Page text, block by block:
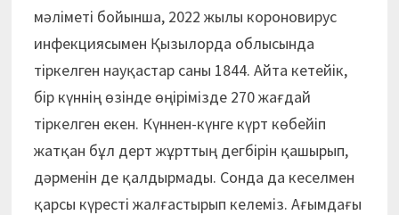
мәліметі бойынша, 2022 жылы короновирус
инфекциясымен Қызылорда облысында
тіркелген науқастар саны 1844. Айта кетейік,
бір күннің өзінде өңірімізде 270 жағдай
тіркелген екен. Күннен-күнге күрт көбейіп
жатқан бұл дерт жұрттың дегбірін қашырып,
дәрменін де қалдырмады. Сонда да кеселмен
қарсы күресті жалғастырып келеміз. Ағымдағы